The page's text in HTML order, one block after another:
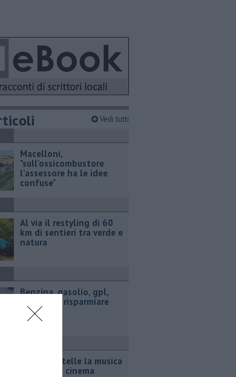
Vedi tutti
Macelloni,
"sull'ossicombustore
l'assessore ha le idee
confuse"
Al via il restyling di 60
km di sentieri tra verde e
natura
​Benzina, gasolio, gpl,
ecco dove risparmiare
Sotto le stelle la musica
incontra il cinema